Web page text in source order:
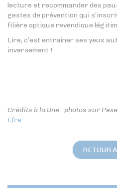
lecture et recommander des
gestes de prévention qui
filière optique revendique
Lire, c’est entraîner ses yeux
inversement !
Crédits à la Une : photos sur
Efre
RETOUR